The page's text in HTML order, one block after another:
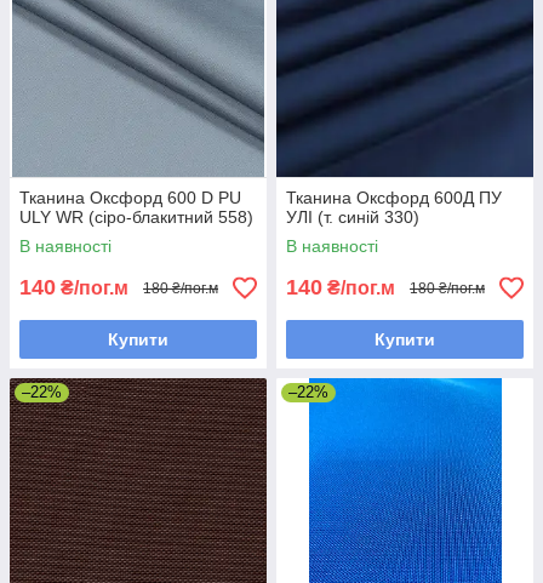
Тканина Оксфорд 600 D PU
ULY WR (сіро-блакитний 558)
В наявності
140 ₴/пог.м 180 ₴/пог.м
Купити
Тканина Оксфорд 600Д ПУ
УЛІ (т. синій 330)
В наявності
140 ₴/пог.м 180 ₴/пог.м
Купити
–22% –22%